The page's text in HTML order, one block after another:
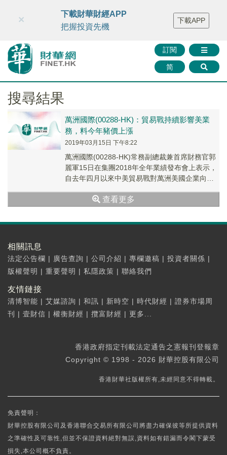
財華智庫網 FINTV FINMETA 財華證券 媒體矩陣
智庫沙龍
聯絡我們
訂閱
简
×
下載財華財經APP
把握投資先機
下載APP
搜尋結果
萬洲國際(00288-HK)：貿易戰持續影響美業
務，料今年豬價上漲
2019年03月15日 下午8:22
萬洲國際(00288-HK)常務副總裁兼首席財務官郭
麗軍15日在集團2018年全年業績發布會上表示，
自去年四月以來中美貿易戰對萬洲美國企業向中
查看更多
相關訊息
法定公告欄 | 廣告查詢 | 公司介紹 | 專欄邀稿 | 投資者關係 |
版權聲明 | 重要聲明 | 私隱政策 | 聯絡我們
友情鏈接
清博智能 | 艾媒諮詢 | 和訊 | 新時空 | 時代財經 | 證券市場周
刊
| 壹財信 | 權衡財經 | 攬富財經 | 更多...
香港政府指定刊載法定通告之憲報刊登報章
Copyright © 1998 - 2026 財華控股有限公司
香港財華社版權所有,未經同意不得轉載。
免責聲明：
財華控股有限公司及香港聯合交易所有限公司將盡力確保彼等所提供資料
之準確性及可靠性,但並不保證資料絕對無誤,資料如有錯漏而令閣下蒙受
損失,本公司概不負責。